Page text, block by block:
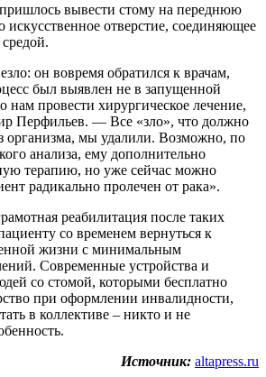
вывести стому на переднюю
отверстие, соединяющее
он вовремя обратился к врачам,
был выявлен не в запущенной
нам провести хирургическое лечение,
Перфильев. — Все «зло», что должно
организма, мы удалили. Возможно, по
анализа, ему дополнительно
терапию, но уже сейчас можно
радикально пролечен от рака».
реабилитация после таких
со временем вернуться к
жизни с минимальным
Современные устройства и
со стомой, которыми бесплатно
при оформлении инвалидности,
в коллективе – никто и не
Источник: altapress.ru